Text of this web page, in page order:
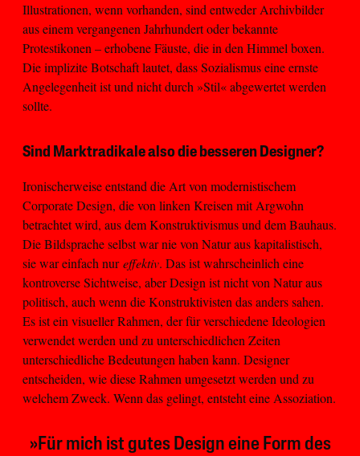
Illustrationen, wenn vorhanden, sind entweder Archivbilder
aus einem vergangenen Jahrhundert oder bekannte
Protestikonen – erhobene Fäuste, die in den Himmel boxen.
Die implizite Botschaft lautet, dass Sozialismus eine ernste
Angelegenheit ist und nicht durch »Stil« abgewertet werden
sollte.
Sind Marktradikale also die besseren Designer?
Ironischerweise entstand die Art von modernistischem
Corporate Design, die von linken Kreisen mit Argwohn
betrachtet wird, aus dem Konstruktivismus und dem Bauhaus.
Die Bildsprache selbst war nie von Natur aus kapitalistisch,
sie war einfach nureffektiv. Das ist wahrscheinlich eine
kontroverse Sichtweise, aber Design ist nicht von Natur aus
politisch, auch wenn die Konstruktivisten das anders sahen.
Es ist ein visueller Rahmen, der für verschiedene Ideologien
verwendet werden und zu unterschiedlichen Zeiten
unterschiedliche Bedeutungen haben kann. Designer
entscheiden, wie diese Rahmen umgesetzt werden und zu
welchem Zweck. Wenn das gelingt, entsteht eine Assoziation.
»Für mich ist gutes Design eine Form des